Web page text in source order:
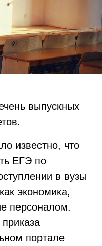
выпускных
известно, что
ЕГЭ по
в вузы
экономика,
персоналом.
портале